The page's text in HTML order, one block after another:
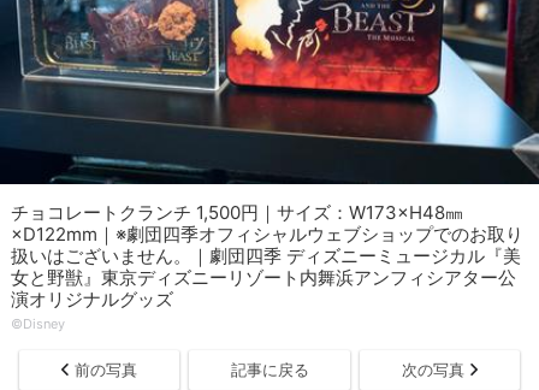
チョコレートクランチ 1,500円｜サイズ：W173×H48㎜
×D122mm｜※劇団四季オフィシャルウェブショップでのお取り
扱いはございません。｜劇団四季 ディズニーミュージカル『美
女と野獣』東京ディズニーリゾート内舞浜アンフィシアター公
演オリジナルグッズ
©︎Disney
前の写真 記事に戻る 次の写真